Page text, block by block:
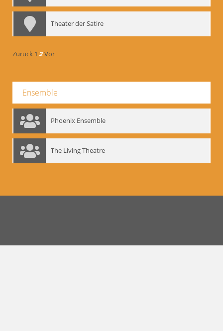
Theater der Satire
Zurück 1 2Vor
Ensemble
Phoenix Ensemble
The Living Theatre